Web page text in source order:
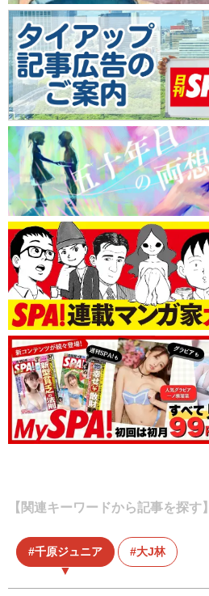
【関連キーワードから記事を探す】
千原ジュニア 大J林